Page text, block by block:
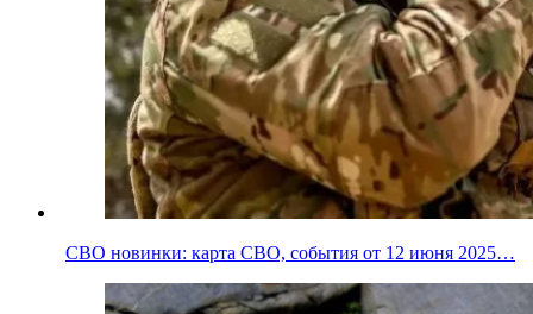
СВО новинки: карта СВО, события от 12 июня 2025…